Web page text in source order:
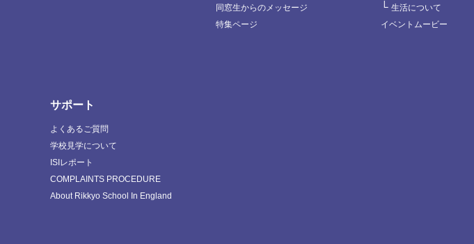
同窓生からのメッセージ
特集ページ
└ 生活について
イベントムービー
サポート
よくあるご質問
学校見学について
ISIレポート
COMPLAINTS PROCEDURE
About Rikkyo School In England